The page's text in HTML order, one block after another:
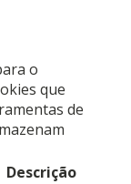
o
que
de
Descrição